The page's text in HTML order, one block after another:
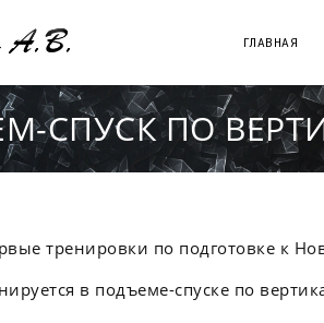
ГЛАВНАЯ
СПУСК ПО
тренировки по подготовке к
в подъеме-спуске по